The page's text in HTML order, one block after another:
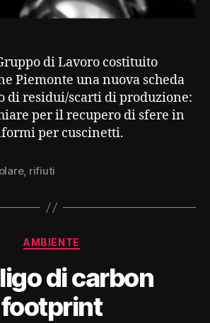
di Lavoro costituito
Piemonte una nuova scheda
di residui/scarti di produzione:
per il recupero di sfere in
per cuscinetti.
, rifiuti
Categorie
AMBIENTE
di carbon
footprint